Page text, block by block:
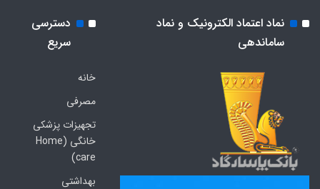
نماد اعتماد الکترونیک و نماد
ساماندهی
دسترسی
سریع
خانه
مصرفی
تجهیزات پزشکی
خانگی (Home
care)
بهداشتی